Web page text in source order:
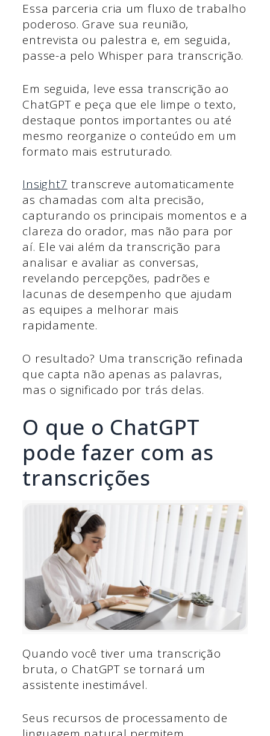
Essa parceria cria um fluxo de trabalho
poderoso. Grave sua reunião,
entrevista ou palestra e, em seguida,
passe-a pelo Whisper para transcrição.
Em seguida, leve essa transcrição ao
ChatGPT e peça que ele limpe o texto,
destaque pontos importantes ou até
mesmo reorganize o conteúdo em um
formato mais estruturado.
Insight7 transcreve automaticamente
as chamadas com alta precisão,
capturando os principais momentos e a
clareza do orador, mas não para por
aí. Ele vai além da transcrição para
analisar e avaliar as conversas,
revelando percepções, padrões e
lacunas de desempenho que ajudam
as equipes a melhorar mais
rapidamente.
O resultado? Uma transcrição refinada
que capta não apenas as palavras,
mas o significado por trás delas.
O que o ChatGPT
pode fazer com as
transcrições
Quando você tiver uma transcrição
bruta, o ChatGPT se tornará um
assistente inestimável.
Seus recursos de processamento de